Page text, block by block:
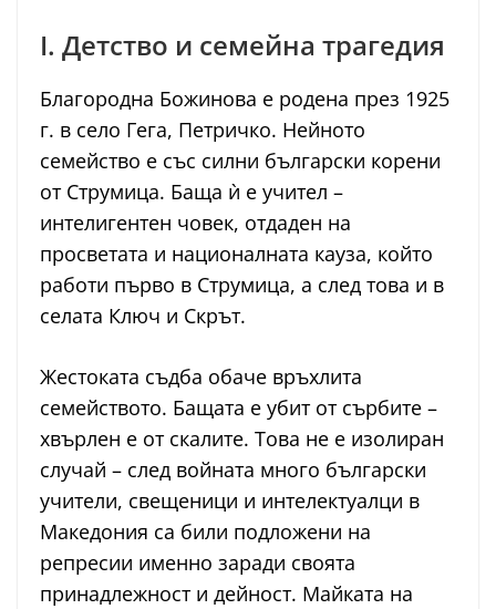
I. Детство и семейна трагедия
Благородна Божинова е родена през 1925
г. в село Гега, Петричко. Нейното
семейство е със силни български корени
от Струмица. Баща ѝ е учител –
интелигентен човек, отдаден на
просветата и националната кауза, който
работи първо в Струмица, а след това и в
селата Ключ и Скрът.
Жестоката съдба обаче връхлита
семейството. Бащата е убит от сърбите –
хвърлен е от скалите. Това не е изолиран
случай – след войната много български
учители, свещеници и интелектуалци в
Македония са били подложени на
репресии именно заради своята
принадлежност и дейност. Майката на